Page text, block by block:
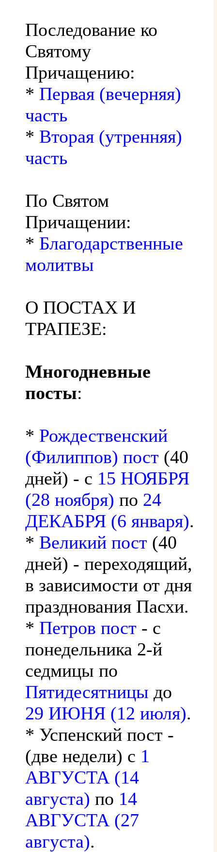
Последование ко
Святому
Причащению:
* Первая (вечерняя)
часть
* Вторая (утренняя)
часть
По Святом
Причащении:
* Благодарственные
молитвы
О ПОСТАХ И
ТРАПЕЗЕ:
Многодневные
посты:
* Рождественский
(Филиппов) пост (40
дней) - с 15 НОЯБРЯ
(28 ноября) по 24
ДЕКАБРЯ (6 января).
* Великий пост (40
дней) - переходящий,
в зависимости от дня
празднования Пасхи.
* Петров пост - с
понедельника 2-й
седмицы по
Пятидесятницы до
29 ИЮНЯ (12 июля).
* Успенский пост -
(две недели) с 1
АВГУСТА (14
августа) по 14
АВГУСТА (27
августа).